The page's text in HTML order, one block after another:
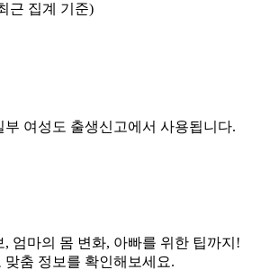
근 집계 기준)
부 여성도 출생신고에서 사용됩니다.
엄마의 몸 변화, 아빠를 위한 팁까지!
춤 정보를 확인해보세요.